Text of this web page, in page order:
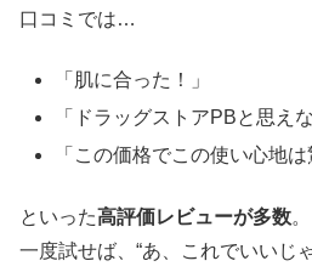
口コミでは…
「肌に合った！」
「ドラッグストアPBと思え
「この価格でこの使い心地は
といった高評価レビューが多数。
一度試せば、“あ、これでいいじ